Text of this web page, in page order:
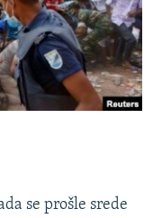
se prošle srede